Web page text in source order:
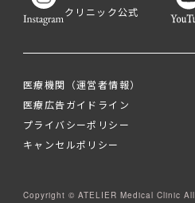
医療機関（運営者情報）
医療広告ガイドライン
プライバシーポリシー
キャンセルポリシー
クリニック公式
Copyright © ATELIER Medical Clinic